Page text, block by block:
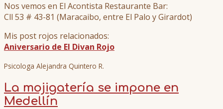
Nos vemos en El Acontista Restaurante Bar:
Cll 53 # 43-81 (Maracaibo, entre El Palo y Girardot)
Mis post rojos relacionados:
Aniversario de El Divan Rojo
Psicologa Alejandra Quintero R.
La mojigatería se impone en
Medellín